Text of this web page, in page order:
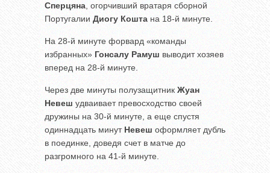
Сперцяна, огорчивший вратаря сборной
Португалии Диогу Кошта на 18-й минуте.
На 28-й минуте форвард «команды
избранных» Гонсалу Рамуш выводит хозяев
вперед на 28-й минуте.
Через две минуты полузащитник Жуан
Невеш удваивает превосходство своей
дружины на 30-й минуте, а еще спустя
одиннадцать минутНевеш оформляет дубль
в поединке, доведя счет в матче до
разгромного на 41-й минуте.